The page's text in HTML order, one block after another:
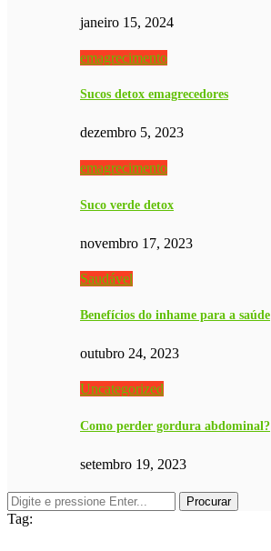
janeiro 15, 2024
emagrecimento
Sucos detox emagrecedores
dezembro 5, 2023
emagrecimento
Suco verde detox
novembro 17, 2023
Saudável
Benefícios do inhame para a saúde
outubro 24, 2023
Uncategorized
Como perder gordura abdominal?
setembro 19, 2023
Tag: